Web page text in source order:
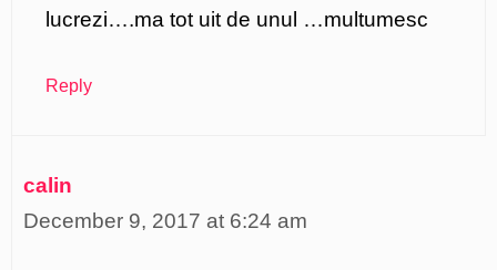
lucrezi….ma tot uit de unul …multumesc
Reply
calin
December 9, 2017 at 6:24 am